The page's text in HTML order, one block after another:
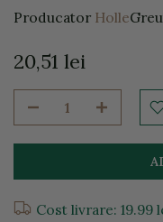
Producator Holle
20,51 lei
Cost livrare: 19.99